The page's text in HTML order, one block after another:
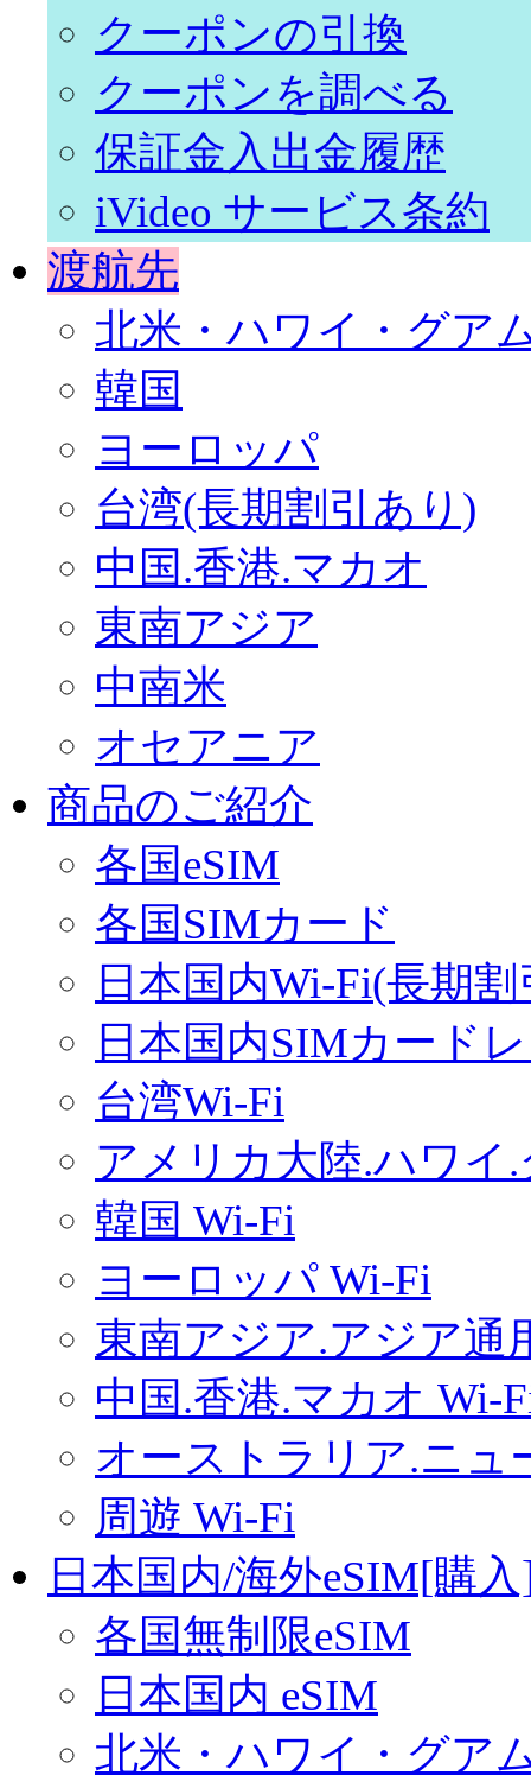
クーポンの引換
クーポンを調べる
保証金入出金履歴
iVideo サービス条約
渡航先
北米・ハワイ・グア
韓国
ヨーロッパ
台湾(長期割引あり)
中国.香港.マカオ
東南アジア
中南米
オセアニア
商品のご紹介
各国eSIM
各国SIMカード
日本国内Wi-Fi(長期
日本国内SIMカード
台湾Wi-Fi
アメリカ大陸.ハワイ
韓国 Wi-Fi
ヨーロッパ Wi-Fi
東南アジア.アジア通
中国.香港.マカオ Wi-
オーストラリア.ニュ
周遊 Wi-Fi
日本国内/海外eSIM[購
各国無制限eSIM
日本国内 eSIM
北米・ハワイ・グア